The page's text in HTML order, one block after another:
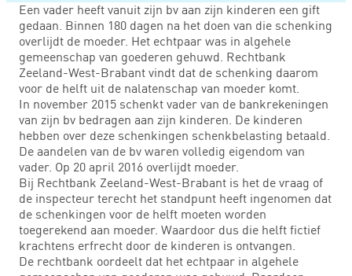
Een vader heeft vanuit zijn bv aan zijn kinderen een gift
gedaan. Binnen 180 dagen na het doen van die schenking
overlijdt de moeder. Het echtpaar was in algehele
gemeenschap van goederen gehuwd. Rechtbank
Zeeland-West-Brabant vindt dat de schenking daarom
voor de helft uit de nalatenschap van moeder komt.
In november 2015 schenkt vader van de bankrekeningen
van zijn bv bedragen aan zijn kinderen. De kinderen
hebben over deze schenkingen schenkbelasting betaald.
De aandelen van de bv waren volledig eigendom van
vader. Op 20 april 2016 overlijdt moeder.
Bij Rechtbank Zeeland-West-Brabant is het de vraag of
de inspecteur terecht het standpunt heeft ingenomen dat
de schenkingen voor de helft moeten worden
toegerekend aan moeder. Waardoor dus die helft fictief
krachtens erfrecht door de kinderen is ontvangen.
De rechtbank oordeelt dat het echtpaar in algehele